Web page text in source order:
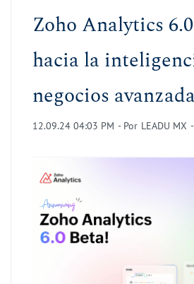
Zoho Analytics
hacia la
negocios avanzada
12.09.24 04:03 PM - Por LEADU MX -